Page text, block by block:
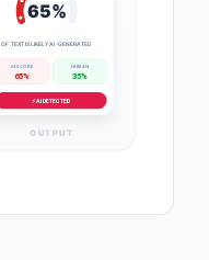
65%
OF TEXT IS LIKELY AI-GENERATED
AI SCORE
65%
HUMAN
35%
⚡ AI DETECTED
OUTPUT